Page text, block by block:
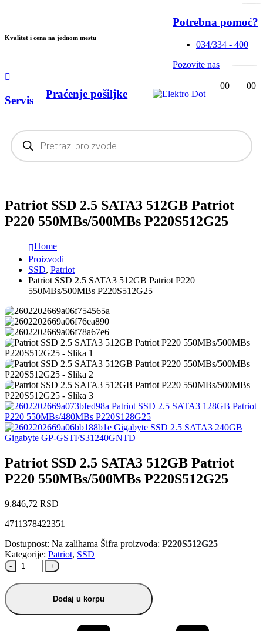
Kvalitet i cena na jednom mestu
Potrebna pomoć?
034/334 - 400
Pozovite nas
Products
search
Servis
Praćenje pošiljke
00 00
Patriot SSD 2.5 SATA3 512GB Patriot
P220 550MBs/500MBs P220S512G25
Home
Proizvodi
SSD, Patriot
Patriot SSD 2.5 SATA3 512GB Patriot P220
550MBs/500MBs P220S512G25
Patriot SSD 2.5 SATA3 128GB Patriot
P220 550MBs/480MBs P220S128G25
Gigabyte SSD 2.5 SATA3 240GB
Gigabyte GP-GSTFS31240GNTD
Patriot SSD 2.5 SATA3 512GB Patriot
P220 550MBs/500MBs P220S512G25
9.846,72 RSD
4711378422351
Dostupnost: Na zalihama Šifra proizvoda: P220S512G25
Kategorije: Patriot, SSD
- +
Dodaj u korpu